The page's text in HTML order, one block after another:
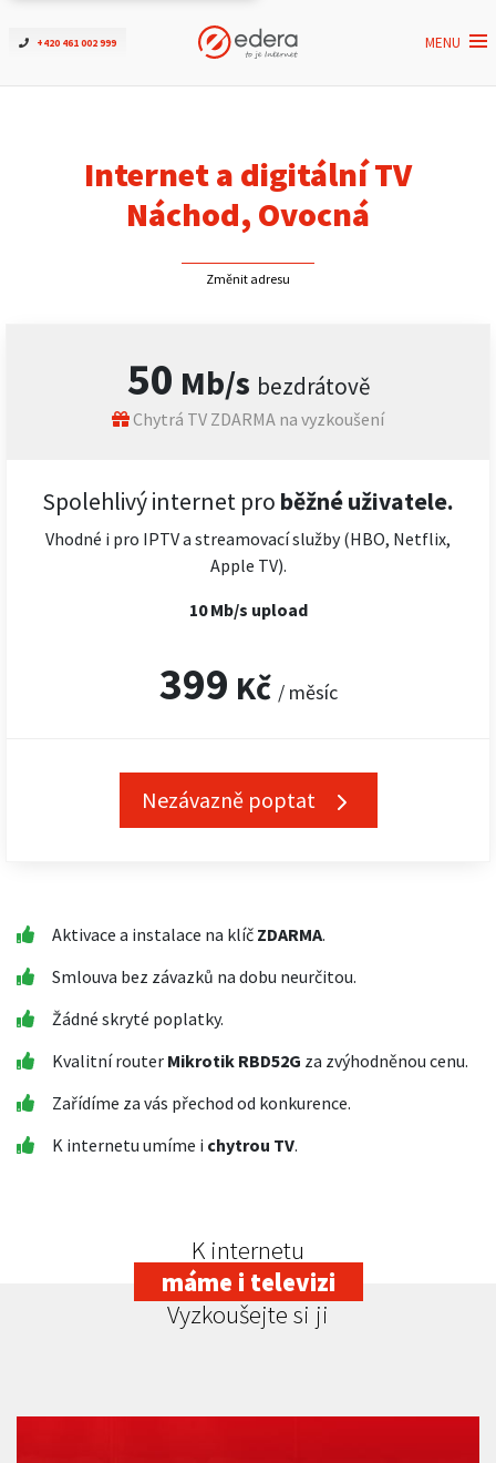
+420 461 002 999 MENU
Ověřit dostupnost
ČEZNET TV
Kontakt
Internet a digitální TV
Náchod, Ovocná
Změnit adresu
50 Mb/s bezdrátově
Chytrá TV ZDARMA na vyzkoušení
Spolehlivý internet pro běžné uživatele.
Vhodné i pro IPTV a streamovací služby (HBO, Netflix,
Apple TV).
10 Mb/s upload
399 Kč / měsíc
Nezávazně poptat
Aktivace a instalace na klíč ZDARMA.
Smlouva bez závazků na dobu neurčitou.
Žádné skryté poplatky.
Kvalitní router Mikrotik RBD52G za zvýhodněnou cenu.
Zařídíme za vás přechod od konkurence.
K internetu umíme i chytrou TV.
K internetu
máme i televizi
Vyzkoušejte si ji